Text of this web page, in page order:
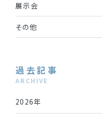
展示会
その他
過去記事
ARCHIVE
2026年